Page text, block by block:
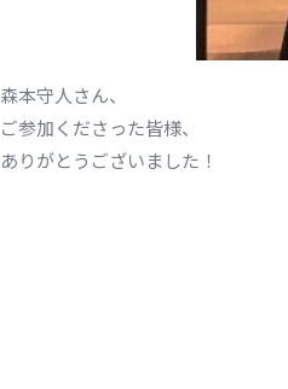
森本守人さん、
ご参加くださった皆様、
ありがとうございました！